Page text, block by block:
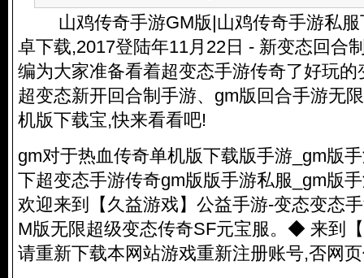
山鸡传奇手游GM版|山鸡传奇手游私服
卓下载,2017登陆年11月22日 - 新变态回合
编为大家准备看着超变态手游传奇了好玩
超变态新开回合制手游、gm版回合手游无
机版下载宝,快来看看吧!
gm对于热血传奇单机版下载版手游_gm版
下超变态手游传奇gm版版手游私服_gm版
欢迎来到【久益游戏】公益手游-变态变态
M版无限超级变态传奇SF元宝服。◆ 来到
请重新下载本网站游戏重新注册账号,否网